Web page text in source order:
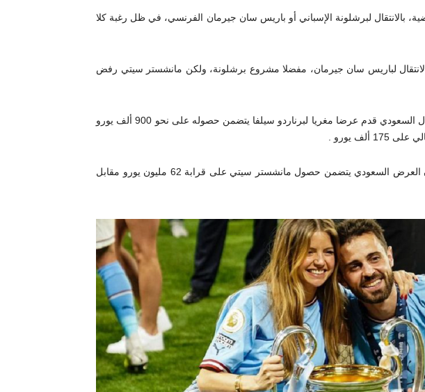
بالانتقال لبرشلونة الإسباني أو باريس سان جيرمان الفرنسي، في ظل رغبة كلا
لباريس سان جيرمان، مفضلا مشروع برشلونة، ولكن مانشستر سيتي رفض
، أن الهلال السعودي قدم عرضا مغريا لبرناردو سيلفا يتضمن حصوله على نحو 900 ألف يورو
يورو .
وبالإضافة إلى إغراء برناردو سيلفا، فإن العرض السعودي يتضمن حصول مانشستر سيتي على قرابة 62 مليون يورو مقابل